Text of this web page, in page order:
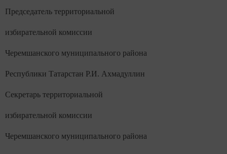
Председатель территориальной
избирательной комиссии
Черемшанского муниципального района
Республики Татарстан Р.И. Ахмадуллин
Секретарь территориальной
избирательной комиссии
Черемшанского муниципального района